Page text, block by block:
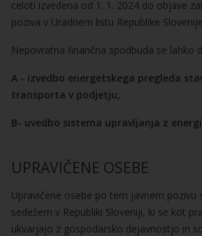
celoti izvedena od 1. 1. 2024 do objave
poziva v Uradnem listu Republike
Nepovratna finančna spodbuda se lahko
A - izvedbo energetskega pregleda
transporta v podjetju,
B- uvedbo sistema upravljanja z
UPRAVIČENE OSEBE
Upravičene osebe po tem javnem pozivu
sedežem v Republiki Sloveniji, ki se kot
ukvarjajo z gospodarsko dejavnostjo in